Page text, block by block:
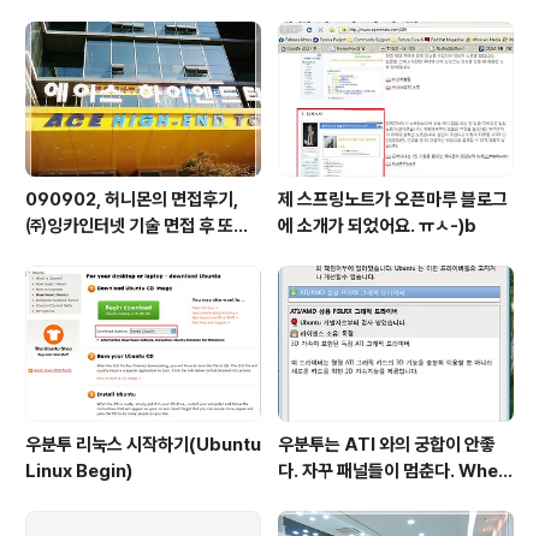
090902, 허니몬의 면접후기,
㈜잉카인터넷 기술 면접 후 또한
업!!
제 스프링노트가 오픈마루 블로그
에 소개가 되었어요. ㅠㅅ-)b
우분투 리눅스 시작하기(Ubuntu
Linux Begin)
우분투는 ATI 와의 궁합이 안좋
다. 자꾸 패널들이 멈춘다. When
n saver, gnome panel is st